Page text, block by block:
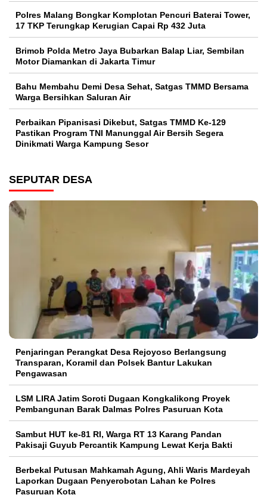
Polres Malang Bongkar Komplotan Pencuri Baterai Tower,
17 TKP Terungkap Kerugian Capai Rp 432 Juta
Brimob Polda Metro Jaya Bubarkan Balap Liar, Sembilan
Motor Diamankan di Jakarta Timur
Bahu Membahu Demi Desa Sehat, Satgas TMMD Bersama
Warga Bersihkan Saluran Air
Perbaikan Pipanisasi Dikebut, Satgas TMMD Ke-129
Pastikan Program TNI Manunggal Air Bersih Segera
Dinikmati Warga Kampung Sesor
SEPUTAR DESA
Penjaringan Perangkat Desa Rejoyoso Berlangsung
Transparan, Koramil dan Polsek Bantur Lakukan
Pengawasan
LSM LIRA Jatim Soroti Dugaan Kongkalikong Proyek
Pembangunan Barak Dalmas Polres Pasuruan Kota
Sambut HUT ke-81 RI, Warga RT 13 Karang Pandan
Pakisaji Guyub Percantik Kampung Lewat Kerja Bakti
Berbekal Putusan Mahkamah Agung, Ahli Waris Mardeyah
Laporkan Dugaan Penyerobotan Lahan ke Polres
Pasuruan Kota